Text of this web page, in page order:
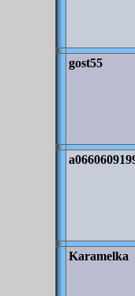
gost55
Karamelka